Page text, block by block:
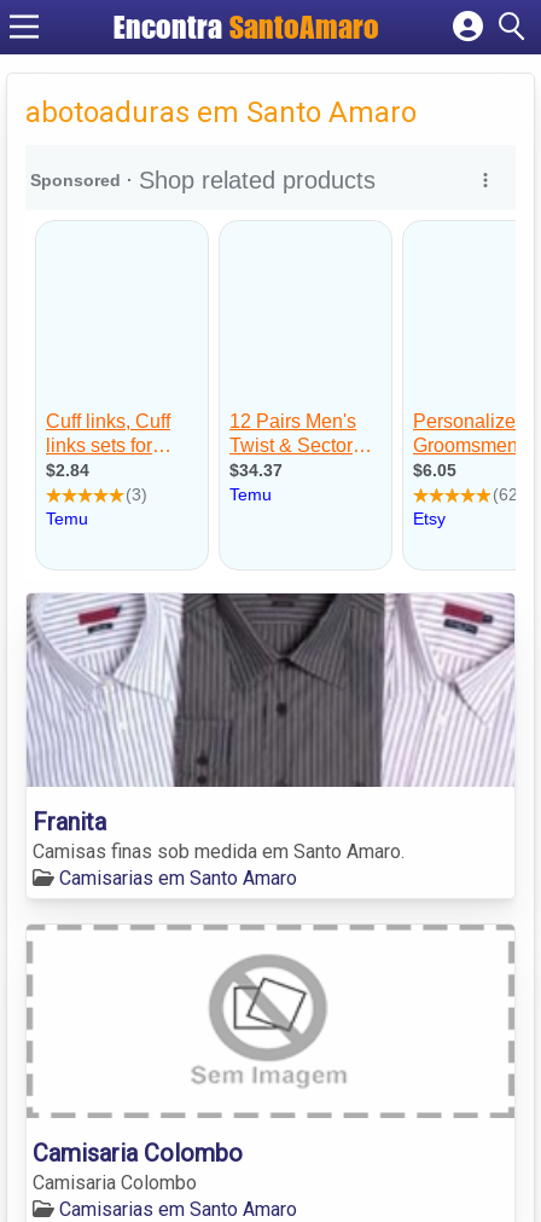
Encontra SantoAmaro
Cadastrar empresa
Criar conta
abotoaduras em Santo Amaro
Franita
Camisas finas sob medida em Santo Amaro.
Camisarias em Santo Amaro
Camisaria Colombo
Camisaria Colombo
Camisarias em Santo Amaro